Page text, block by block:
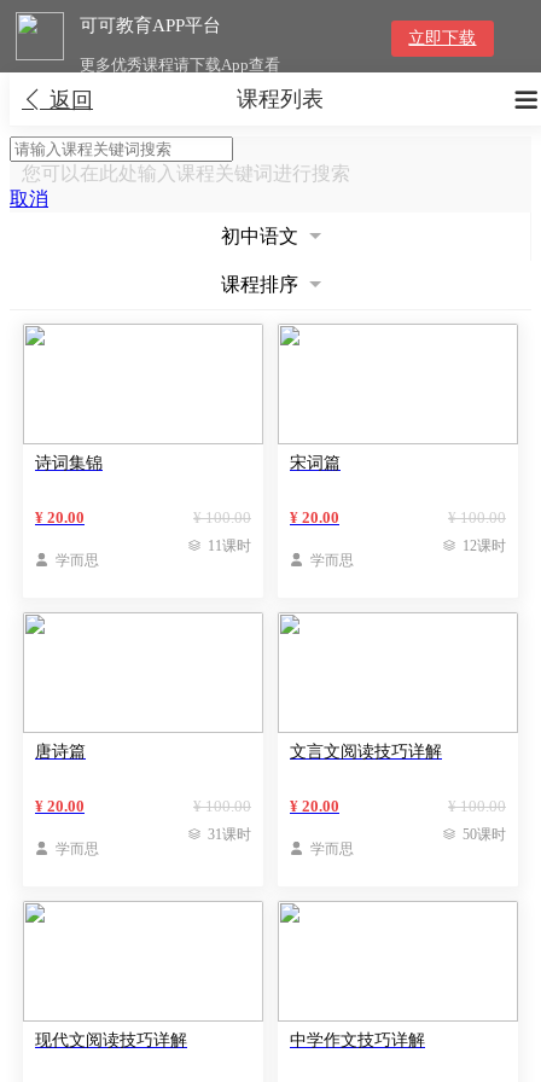
可可教育APP平台
更多优秀课程请下载App查看
立即下载
 返回 
课程列表
您可以在此处输入课程关键词进行搜索
取消
初中语文
课程排序
诗词集锦
¥ 100.00
¥ 20.00
 学而思
 11课时
宋词篇
¥ 100.00
¥ 20.00
 学而思
 12课时
唐诗篇
¥ 100.00
¥ 20.00
 学而思
 31课时
文言文阅读技巧详解
¥ 100.00
¥ 20.00
 学而思
 50课时
现代文阅读技巧详解 中学作文技巧详解